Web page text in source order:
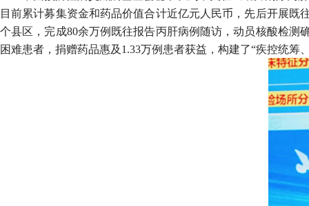
目前累计募集资金和药品价值合计近亿元人民币，先后开展
个县区，完成80余万例既往报告丙肝病例随访，动员核酸检测
困难患者，捐赠药品惠及1.33万例患者获益，构建了“疾控统